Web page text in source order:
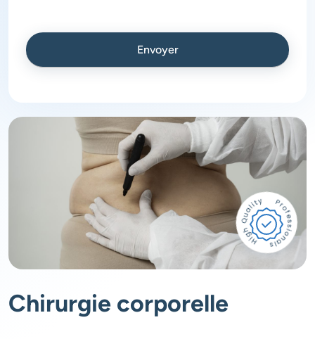
Chirurgie corporelle